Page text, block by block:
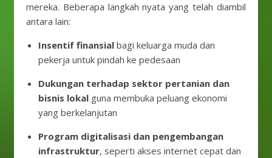
mereka. Beberapa langkah nyata yang telah diambil
antara lain:
Insentif finansial bagi keluarga muda dan
pekerja untuk pindah ke pedesaan
Dukungan terhadap sektor pertanian dan
bisnis lokal guna membuka peluang ekonomi
yang berkelanjutan
Program digitalisasi dan pengembangan
infrastruktur, seperti akses internet cepat dan